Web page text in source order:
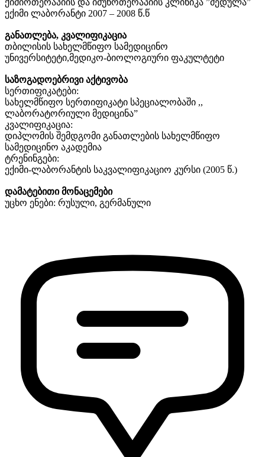
ექიმი ლაბორანტი 2007 – 2008 წ.წ
განათლება, კვალიფიკაცია
თბილისის სახელმწიფო სამედიცინო
უნივერსიტეტი,მედიკო-ბიოლოგიური ფაკულტეტი
საზოგადოებრივი აქტივობა
სერთიფიკატები:
სახელმწიფო სერთიფიკატი სპეციალობაში ,,
ლაბორატორიული მედიცინა”
კვალიფიკაცია:
დიპლომის შემდგომი განათლების სახელმწიფო
სამედიცინო აკადემია
ტრენინგები:
ექიმი-ლაბორანტის საკვალიფიკაციო კურსი (2005 წ.)
დამატებითი მონაცემები
უცხო ენები: რუსული, გერმანული